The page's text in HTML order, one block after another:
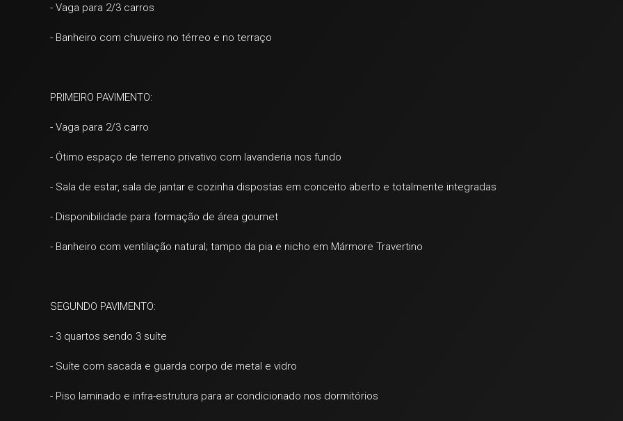
- Vaga para 2/3 carros
- Banheiro com chuveiro no térreo e no terraço
PRIMEIRO PAVIMENTO:
- Vaga para 2/3 carro
- Ótimo espaço de terreno privativo com lavanderia nos fundo
- Sala de estar, sala de jantar e cozinha dispostas em conceito aberto e totalmente integradas
- Disponibilidade para formação de área gournet
- Banheiro com ventilação natural; tampo da pia e nicho em Mármore Travertino
SEGUNDO PAVIMENTO:
- 3 quartos sendo 3 suíte
- Suíte com sacada e guarda corpo de metal e vidro
- Piso laminado e infra-estrutura para ar condicionado nos dormitórios